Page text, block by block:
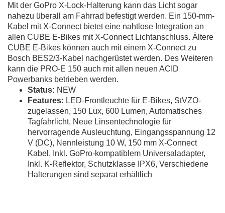
Mit der GoPro X-Lock-Halterung kann das Licht sogar
nahezu überall am Fahrrad befestigt werden. Ein 150-mm-
Kabel mit X-Connect bietet eine nahtlose Integration an
allen CUBE E-Bikes mit X-Connect Lichtanschluss. Ältere
CUBE E-Bikes können auch mit einem X-Connect zu
Bosch BES2/3-Kabel nachgerüstet werden. Des Weiteren
kann die PRO-E 150 auch mit allen neuen ACID
Powerbanks betrieben werden.
Status: NEW
Features: LED-Frontleuchte für E-Bikes, StVZO-
zugelassen, 150 Lux, 600 Lumen, Automatisches
Tagfahrlicht, Neue Linsentechnologie für
hervorragende Ausleuchtung, Eingangsspannung 12
V (DC), Nennleistung 10 W, 150 mm X-Connect
Kabel, Inkl. GoPro-kompatiblem Universaladapter,
Inkl. K-Reflektor, Schutzklasse IPX6, Verschiedene
Halterungen sind separat erhältlich